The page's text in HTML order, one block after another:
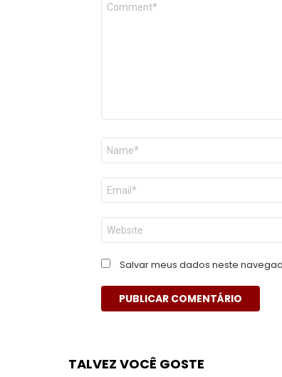
Nome
E-
mail
*
Site
Salvar meus dados neste
TALVEZ VOCÊ GOSTE